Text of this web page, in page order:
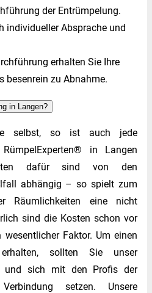
der Entrümpelung.
individueller Absprache und
erhalten Sie Ihre
besenrein zu Abnahme.
in Langen?
selbst, so ist auch jede
in Langen
dafür sind von den
abhängig – so spielt zum
Räumlichkeiten eine nicht
sind die Kosten schon vor
Faktor. Um einen
sollten Sie unser
und sich mit den Profis der
setzen. Unsere